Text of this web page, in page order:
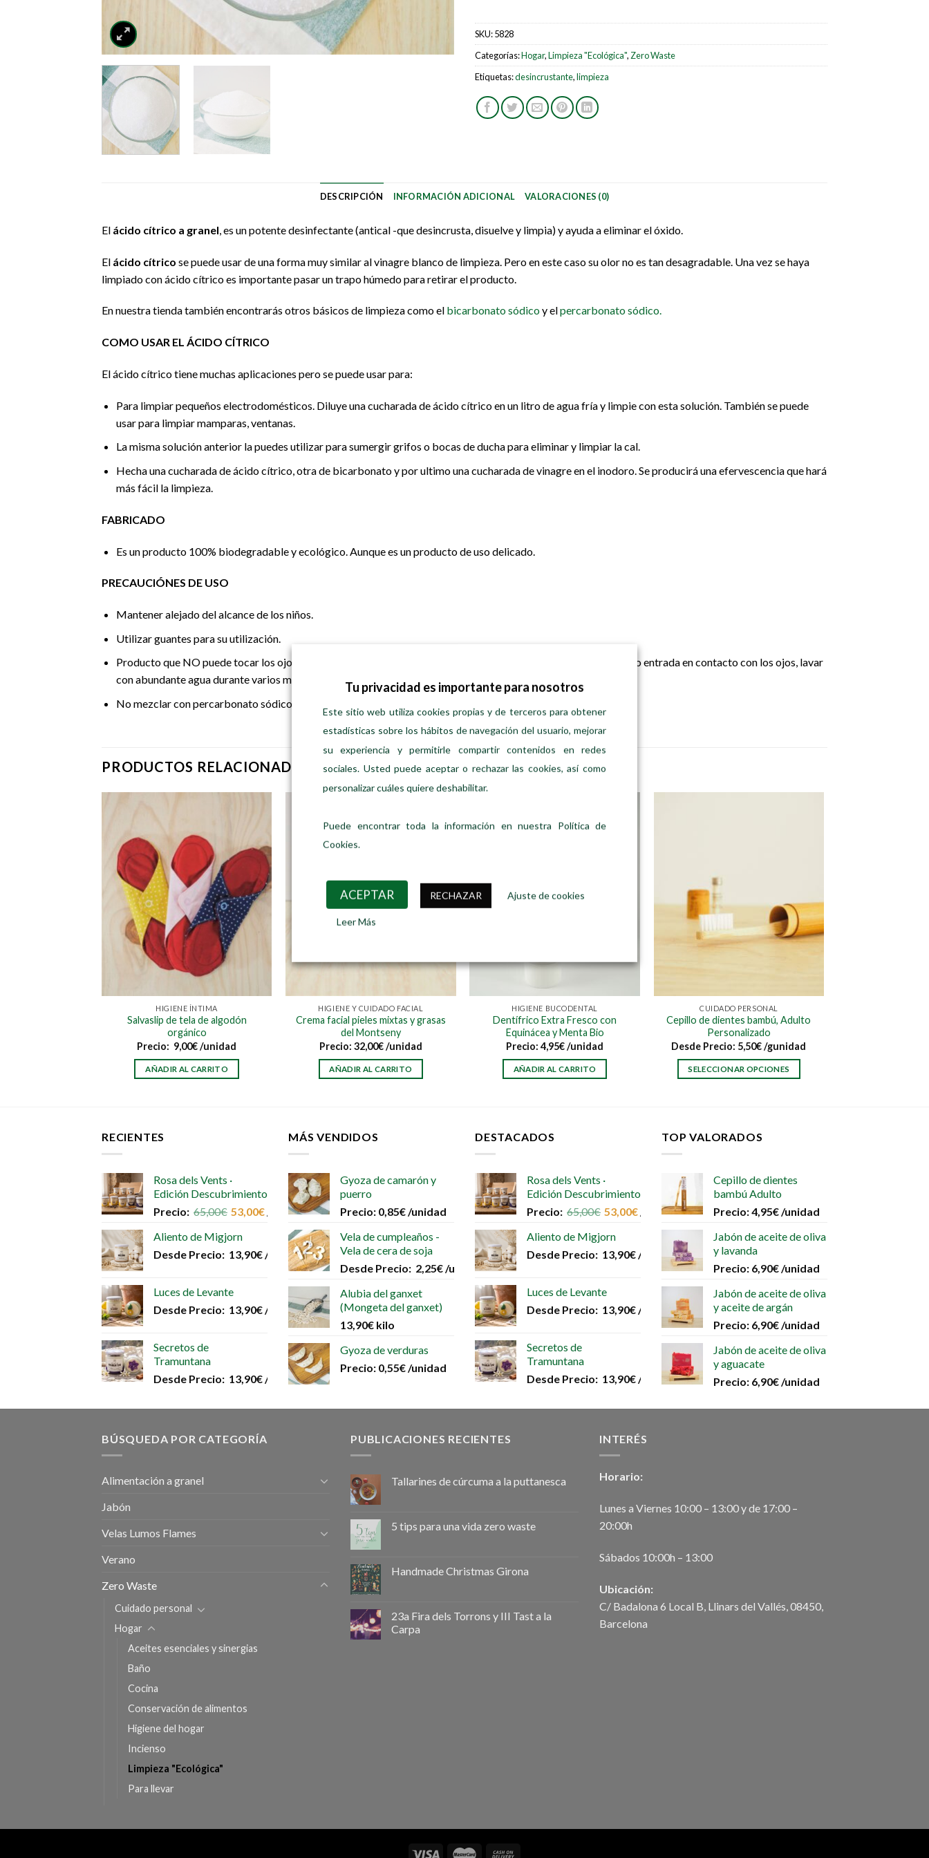
SKU:5828
Categorías:Hogar,Limpieza "Ecológica", Zero Waste
Etiquetas:desincrustante,limpieza
DESCRIPCIÓN INFORMACIÓN ADICIONAL VALORACIONES (0)
El ácido cítrico a granel, es un potente desinfectante (antical -que desincrusta, disuelve y limpia) y ayuda a eliminar el óxido.
El ácido cítrico se puede usar de una forma muy similar al vinagre blanco de limpieza. Pero en este caso su olor no es tan desagradable. Una vez se haya
limpiado con ácido cítrico es importante pasar un trapo húmedo para retirar el producto.
En nuestra tienda también encontrarás otros básicos de limpieza como el bicarbonato sódicoy elpercarbonato sódico.
COMO USAR EL ÁCIDO CÍTRICO
El ácido cítrico tiene muchas aplicaciones pero se puede usar para:
Para limpiar pequeños electrodomésticos. Diluye una cucharada de ácido cítrico en un litro de agua fría y limpie con esta solución. También se puede
usar para limpiar mamparas, ventanas.
La misma solución anterior la puedes utilizar para sumergir grifos o bocas de ducha para eliminar y limpiar la cal.
Hecha una cucharada de ácido cítrico, otra de bicarbonato y por ultimo una cucharada de vinagre en el inodoro. Se producirá una efervescencia que hará
más fácil la limpieza.
FABRICADO
Es un producto 100% biodegradable y ecológico. Aunque es un producto de uso delicado.
PRECAUCIÓNES DE USO
Mantener alejado del alcance de los niños.
Utilizar guantes para su utilización.
Producto que NO puede tocar los ojos. Es recomendable usar gafas de protección. En el caso de que el producto entrada en contacto con los ojos, lavar
con abundante agua durante varios minutos. Si la irritación persiste, consulte al medico.
No mezclar con percarbonato sódico ni con lejía.
PRODUCTOS RELACIONADOS
HIGIENE ÍNTIMA
Salvaslip de tela de algodón
orgánico
Precio: 9,00€/unidad
AÑADIR AL CARRITO
HIGIENE Y CUIDADO FACIAL
Crema facial pieles mixtas y grasas
del Montseny
Precio: 32,00€/unidad
AÑADIR AL CARRITO
HIGIENE BUCODENTAL
Dentífrico Extra Fresco con
Equinácea y Menta Bio
Precio: 4,95€/unidad
AÑADIR AL CARRITO
CUIDADO PERSONAL
Cepillo de dientes bambú, Adulto
Personalizado
Desde Precio: 5,50€/gunidad
SELECCIONAR OPCIONES
múltiples
opciones
se
pueden
página
de
producto
RECIENTES
Rosa dels Vents ·
Edición Descubrimiento
Precio: 65,00€ 53,00€
/unidad
Aliento de Migjorn
Desde Precio: 13,90€ /unidad
Luces de Levante
Desde Precio: 13,90€ /unidad
Secretos de
Tramuntana
Desde Precio: 13,90€ /unidad
MÁS VENDIDOS
Gyoza de camarón y
puerro
Precio: 0,85€ /unidad
Vela de cumpleaños -
Vela de cera de soja
Desde Precio: 2,25€ /unidad
Alubia del ganxet
(Mongeta del ganxet)
13,90€ kilo
Gyoza de verduras
Precio: 0,55€ /unidad
DESTACADOS
Rosa dels Vents ·
Edición Descubrimiento
Precio: 65,00€ 53,00€
/unidad
Aliento de Migjorn
Desde Precio: 13,90€ /unidad
Luces de Levante
Desde Precio: 13,90€ /unidad
Secretos de
Tramuntana
Desde Precio: 13,90€ /unidad
TOP VALORADOS
Cepillo de dientes
bambú Adulto
Precio:4,95€ /unidad
Jabón de aceite de oliva
y lavanda
Precio: 6,90€ /unidad
Jabón de aceite de oliva
y aceite de argán
Precio: 6,90€ /unidad
Jabón de aceite de oliva
y aguacate
Precio: 6,90€ /unidad
BÚSQUEDA POR CATEGORÍA
Alimentación a granel
Jabón
Velas Lumos Flames
Verano
Zero Waste
Cuidado personal
Hogar
Aceites esenciales y sinergias
Baño
Cocina
Conservación de alimentos
Higiene del hogar
Incienso
Limpieza "Ecológica"
Para llevar
PUBLICACIONES RECIENTES
Tallarines de cúrcuma a la puttanesca
5 tips para una vida zero waste
Handmade Christmas Girona
23a Fira dels Torrons y III Tast a la
Carpa
INTERÉS
Horario:
Lunes a Viernes 10:00 – 13:00 y de 17:00 –
20:00h
Sábados 10:00h – 13:00
Ubicación:
C/ Badalona 6 Local B, Llinars del Vallés, 08450,
Barcelona
Tu privacidad es importante para nosotros
Este sitio web utiliza cookies propias y de terceros para obtener
estadísticas sobre los hábitos de navegación del usuario, mejorar
su experiencia y permitirle compartir contenidos en redes
sociales. Usted puede aceptar o rechazar las cookies, así como
personalizar cuáles quiere deshabilitar.
Puede encontrar toda la información en nuestra Política de
Cookies.
ACEPTAR RECHAZAR Ajuste de cookies
Leer Más